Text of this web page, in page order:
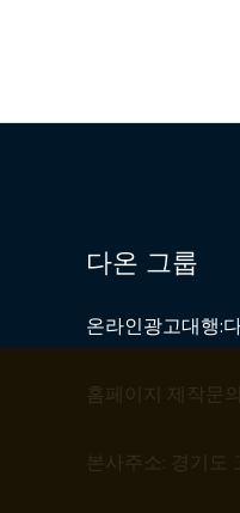
다온 그룹
온라인광고대행:
홈페이지 제작문
본사주소: 경기도